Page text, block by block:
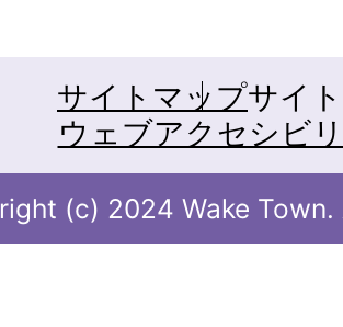
サイトマップサイ
ウェブアクセシビ
(c) 2024 Wake Town.